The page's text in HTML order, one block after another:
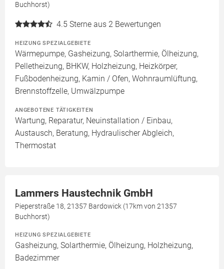
Buchhorst)
4.5 Sterne aus 2 Bewertungen
HEIZUNG SPEZIALGEBIETE
Wärmepumpe, Gasheizung, Solarthermie, Ölheizung,
Pelletheizung, BHKW, Holzheizung, Heizkörper,
Fußbodenheizung, Kamin / Ofen, Wohnraumlüftung,
Brennstoffzelle, Umwälzpumpe
ANGEBOTENE TÄTIGKEITEN
Wartung, Reparatur, Neuinstallation / Einbau,
Austausch, Beratung, Hydraulischer Abgleich,
Thermostat
Lammers Haustechnik GmbH
Pieperstraße 18, 21357 Bardowick (17km von 21357
Buchhorst)
HEIZUNG SPEZIALGEBIETE
Gasheizung, Solarthermie, Ölheizung, Holzheizung,
Badezimmer